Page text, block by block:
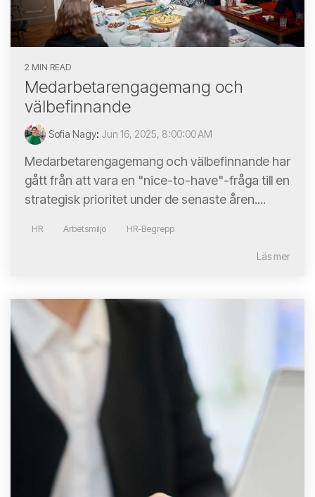
2 MIN READ
Medarbetarengagemang och
välbefinnande
Sofia Nagy: Jun 16, 2025, 8:00:00 AM
Medarbetarengagemang och välbefinnande har
gått från att vara en "nice-to-have"-fråga till en
strategisk prioritet under de senaste åren....
HR Arbetsmiljö HR-Begrepp
Läs mer